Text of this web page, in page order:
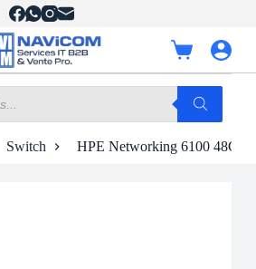
Panier
d’achat
Switch HPE Networking 6100 48G